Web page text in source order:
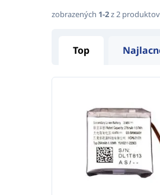
zobrazených 1-2z 2 produktov
Top